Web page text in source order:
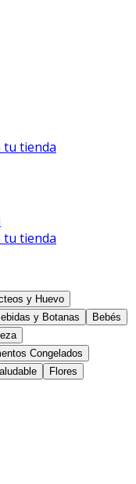
tu tienda
tu tienda
y Huevo
y Botanas
Bebés
Congelados
Flores